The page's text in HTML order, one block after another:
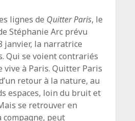
lignes de Quitter Paris, le
Stéphanie Arc prévu
janvier, la narratrice
Qui se voient contrariés
vive à Paris.Quitter Paris
retour à la nature, au
espaces, loin du bruit et
se retrouver en
compagne, peut